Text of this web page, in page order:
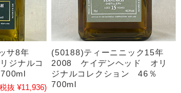
サ8年
ジナルコ
抜 ¥11,936)
(50188)ティーニニック15年
2008 ケイデンヘッド オリ
ジナルコレクション 46％
700ml